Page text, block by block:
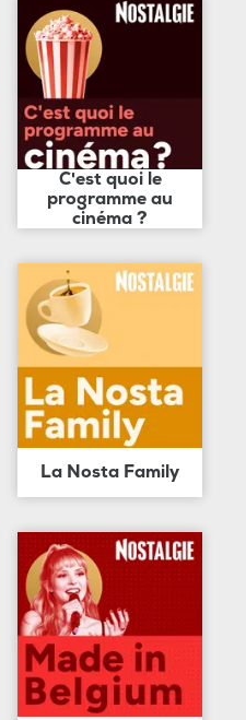
C'est quoi le
programme au
cinéma ?
La Nosta Family